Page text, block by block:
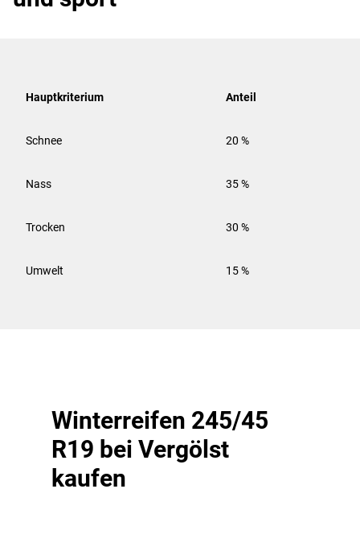
Hauptkriterium Anteil
Schnee 20 %
Nass 35 %
Trocken 30 %
Umwelt 15 %
Winterreifen 245/45
R19 bei Vergölst
kaufen